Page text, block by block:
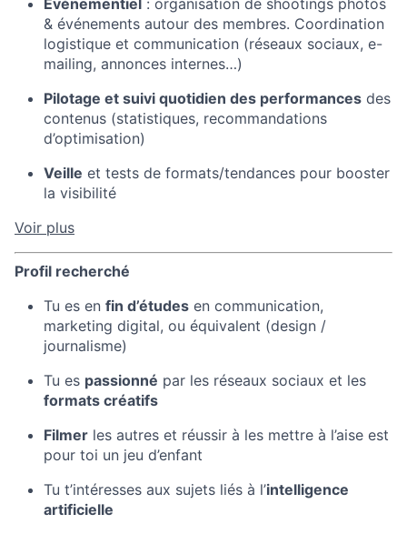
Événementiel : organisation de shootings photos
& événements autour des membres. Coordination
logistique et communication (réseaux sociaux, e-
mailing, annonces internes…)
Pilotage et suivi quotidien des performances des
contenus (statistiques, recommandations
d’optimisation)
Veille et tests de formats/tendances pour booster
la visibilité
Voir plus
Profil recherché
Tu es en fin d’études en communication,
marketing digital, ou équivalent (design /
journalisme)
Tu es passionné par les réseaux sociaux et les
formats créatifs
Filmer les autres et réussir à les mettre à l’aise est
pour toi un jeu d’enfant
Tu t’intéresses aux sujets liés à l’intelligence
artificielle